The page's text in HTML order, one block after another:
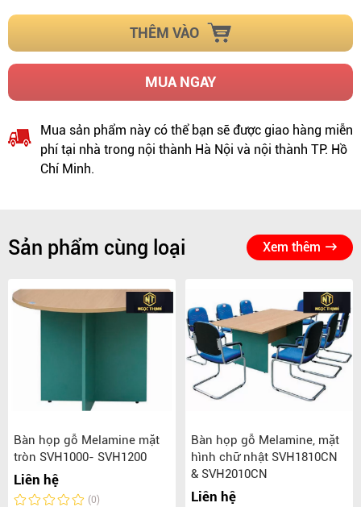
THÊM VÀO
MUA NGAY
Mua sản phẩm này có thể bạn sẽ được giao hàng miễn
phí tại nhà trong nội thành Hà Nội và nội thành TP. Hồ
Chí Minh.
Sản phẩm cùng loại Xem thêm
Bàn họp gỗ Melamine mặt
tròn SVH1000- SVH1200
Liên hệ
(0)
Bàn họp gỗ Melamine, mặt
hình chữ nhật SVH1810CN
& SVH2010CN
Liên hệ